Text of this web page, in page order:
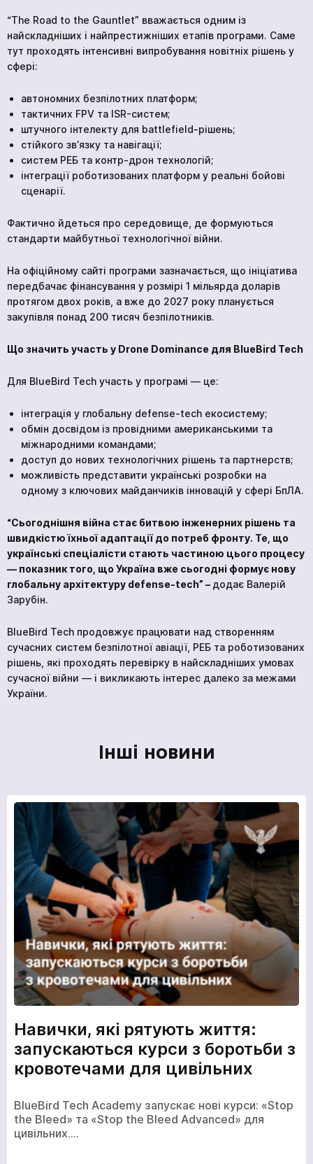
“The Road to the Gauntlet” вважається одним із
найскладніших і найпрестижніших етапів програми. Саме
тут проходять інтенсивні випробування новітніх рішень у
сфері:
автономних безпілотних платформ;
тактичних FPV та ISR-систем;
штучного інтелекту для battlefield-рішень;
стійкого зв’язку та навігації;
систем РЕБ та контр-дрон технологій;
інтеграції роботизованих платформ у реальні бойові
сценарії.
Фактично йдеться про середовище, де формуються
стандарти майбутньої технологічної війни.
На офіційному сайті програми зазначається, що ініціатива
передбачає фінансування у розмірі 1 мільярда доларів
протягом двох років, а вже до 2027 року планується
закупівля понад 200 тисяч безпілотників.
Що значить участь у Drone Dominance для BlueBird Tech
Для BlueBird Tech участь у програмі — це:
інтеграція у глобальну defense-tech екосистему;
обмін досвідом із провідними американськими та
міжнародними командами;
доступ до нових технологічних рішень та партнерств;
можливість представити українські розробки на
одному з ключових майданчиків інновацій у сфері БпЛА.
“Сьогоднішня війна стає битвою інженерних рішень та
швидкістю їхньої адаптації до потреб фронту. Те, що
українські спеціалісти стають частиною цього процесу
— показник того, що Україна вже сьогодні формує нову
глобальну архітектуру defense-tech” – додає Валерій
Зарубін.
BlueBird Tech продовжує працювати над створенням
сучасних систем безпілотної авіації, РЕБ та роботизованих
рішень, які проходять перевірку в найскладніших умовах
сучасної війни — і викликають інтерес далеко за межами
України.
Інші новини
Навички, які рятують життя:
запускаються курси з боротьби з
кровотечами для цивільних
BlueBird Tech Academy запускає нові курси: «Stop
the Bleed» та «Stop the Bleed Advanced» для
цивільних.…
кількох
годин
Щоб не чекати, ви можете зв'язатися з нами